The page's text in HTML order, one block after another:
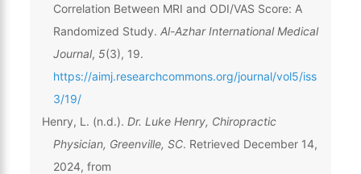
Correlation Between MRI and ODI/VAS Score: A
Randomized Study. Al-Azhar International Medical
Journal, 5(3), 19.
https://aimj.researchcommons.org/journal/vol5/iss
3/19/
Henry, L. (n.d.). Dr. Luke Henry, Chiropractic
Physician, Greenville, SC. Retrieved December 14,
2024, from